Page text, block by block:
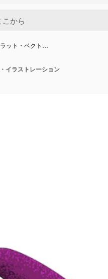
ット・ベクト…
イラストレーション